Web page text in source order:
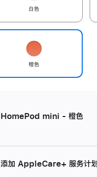
白色
橙色
HomePod mini - 橙色
添加 AppleCare+ 服务计划